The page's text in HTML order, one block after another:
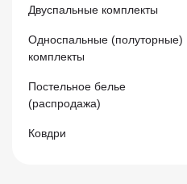
Двуспальные комплекты
Односпальные (полуторные)
комплекты
Постельное белье
(распродажа)
Ковдри